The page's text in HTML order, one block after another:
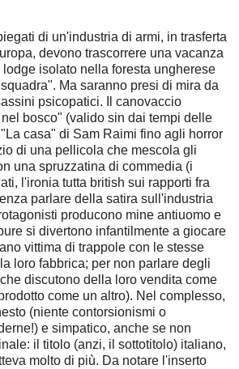
di un'industria di armi, in trasferta
devono trascorrere una vacanza
isolato nella foresta ungherese
Ma saranno presi di mira da
psicopatici. Il canovaccio
bosco" (valido sin dai tempi delle
casa" di Sam Raimi fino agli horror
di una pellicola che mescola gli
una spruzzatina di commedia (i
l'ironia tutta british sui rapporti fra
parlare della satira sull'industria
producono mine antiuomo e
si divertono infantilmente a giocare
vittima di trappole con le stesse
loro fabbrica; per non parlare degli
discutono della loro vendita come
come un altro). Nel complesso,
(niente contorsionismi o
e simpatico, anche se non
il titolo (anzi, il sottotitolo) italiano,
molto di più. Da notare l'inserto